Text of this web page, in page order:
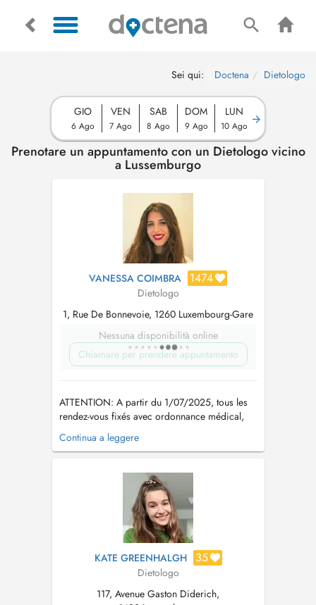
Sei qui: Doctena Dietologo
GIO
6 Ago
VEN
7 Ago
SAB
8 Ago
DOM
9 Ago
LUN
10 Ago
Prenotare un appuntamento con un Dietologo vicino
a Lussemburgo
VANESSA COIMBRA 1474
Dietologo
1, Rue De Bonnevoie, 1260 Luxembourg-Gare
Nessuna disponibilità online
Chiamare per prendere appuntamento
ATTENTION: A partir du 1/07/2025, tous les
rendez-vous fixés avec ordonnance médical,
doivent obligatoirement envoyer son
ordonnance le jour même ou donner une
n'est pas le cas, le rendez-vous est
automatiquement annulé. Aussi tous les champs
Continua a leggere
KATE GREENHALGH 35
Dietologo
117, Avenue Gaston Diderich,